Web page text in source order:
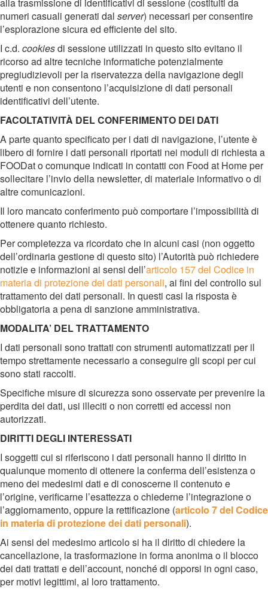
numeri casuali generati dal server) necessari per consentire
l’esplorazione sicura ed efficiente del sito.
I c.d. cookiesdi sessione utilizzati in questo sito evitano il
ricorso ad altre tecniche informatiche potenzialmente
pregiudizievoli per la riservatezza della navigazione degli
utenti e non consentono l’acquisizione di dati personali
identificativi dell’utente.
FACOLTATIVITÀ DEL CONFERIMENTO DEI DATI
A parte quanto specificato per i dati di navigazione, l’utente è
libero di fornire i dati personali riportati nei moduli di richiesta a
FOODat o comunque indicati in contatti con Food at Home per
sollecitare l’invio della newsletter, di materiale informativo o di
altre comunicazioni.
Il loro mancato conferimento può comportare l’impossibilità di
ottenere quanto richiesto.
Per completezza va ricordato che in alcuni casi (non oggetto
dell’ordinaria gestione di questo sito) l’Autorità può richiedere
notizie e informazioni ai sensi dell’articolo 157 del Codice in
materia di protezione dei dati personali, ai fini del controllo sul
trattamento dei dati personali. In questi casi la risposta è
obbligatoria a pena di sanzione amministrativa.
MODALITA’ DEL TRATTAMENTO
I dati personali sono trattati con strumenti automatizzati per il
tempo strettamente necessario a conseguire gli scopi per cui
sono stati raccolti.
Specifiche misure di sicurezza sono osservate per prevenire la
perdita dei dati, usi illeciti o non corretti ed accessi non
autorizzati.
DIRITTI DEGLI INTERESSATI
I soggetti cui si riferiscono i dati personali hanno il diritto in
qualunque momento di ottenere la conferma dell’esistenza o
meno dei medesimi dati e di conoscerne il contenuto e
l’origine, verificarne l’esattezza o chiederne l’integrazione o
l’aggiornamento, oppure la rettificazione (articolo 7 del Codice
in materia di protezione dei dati personali).
Ai sensi del medesimo articolo si ha il diritto di chiedere la
cancellazione, la trasformazione in forma anonima o il blocco
dei dati trattati e dell’account, nonché di opporsi in ogni caso,
per motivi legittimi, al loro trattamento.